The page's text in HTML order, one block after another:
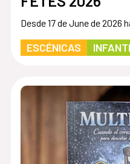
Desde 17 de June de 2026
ESCÉNICAS